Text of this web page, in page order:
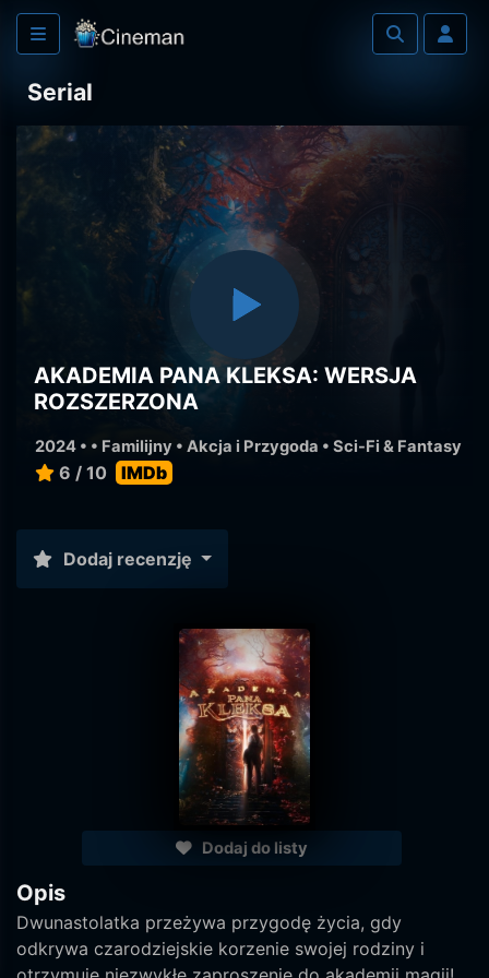
Serial
AKADEMIA PANA KLEKSA: WERSJA
ROZSZERZONA
2024 • • Familijny • Akcja i Przygoda • Sci-Fi & Fantasy
6 / 10 IMDb
Dodaj recenzję
Dodaj do listy
Opis
Dwunastolatka przeżywa przygodę życia, gdy
odkrywa czarodziejskie korzenie swojej rodziny i